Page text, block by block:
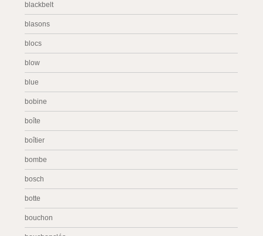
blackbelt
blasons
blocs
blow
blue
bobine
boîte
boîtier
bombe
bosch
botte
bouchon